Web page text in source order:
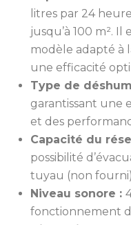
litres par 24
jusqu’à 100 m².
modèle adapté à
une efficacité
Type de
garantissant une
et des
Capacité du
possibilité
tuyau (non
Niveau sonore :
fonctionnement